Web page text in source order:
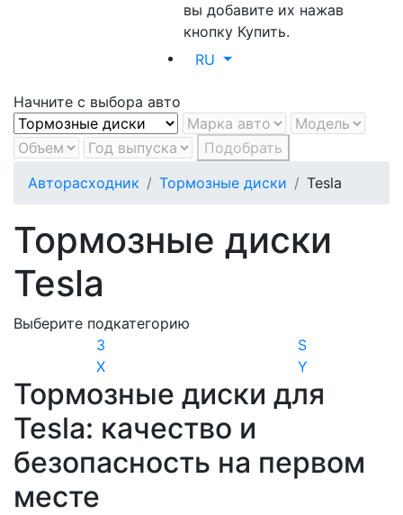
вы добавите их нажав
кнопку Купить.
RU
Начните с выбора авто
Подобрать
Авторасходник
Тормозные диски Tesla
Тормозные диски
Tesla
Выберите подкатегорию
3
S
X
Y
Тормозные диски для
Tesla: качество и
безопасность на первом
месте